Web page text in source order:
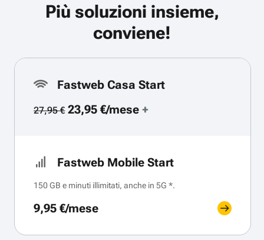
Più soluzioni insieme,
conviene!
Fastweb Casa Start
27,95 €23,95 €/mese+
Fastweb Mobile Start
150 GB e minuti illimitati, anche in 5G *.
9,95 €/mese